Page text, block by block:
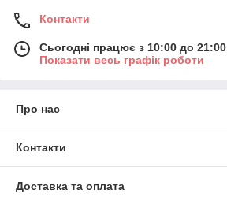
Контакти
Сьогодні працює з 10:00 до 21:00
Показати весь графік роботи
Про нас
Контакти
Доставка та оплата